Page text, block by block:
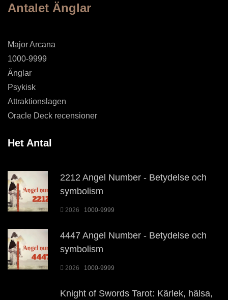
Antalet Änglar
Major Arcana
1000-9999
Änglar
Psykisk
Attraktionslagen
Oracle Deck recensioner
Het Antal
2212 Angel Number - Betydelse och
symbolism
2026 1000-9999
4447 Angel Number - Betydelse och
symbolism
2026 1000-9999
Knight of Swords Tarot: Kärlek, hälsa,